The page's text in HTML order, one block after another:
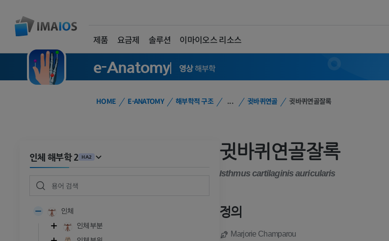
제품 요금제 솔루션 이마이오스 리소스
e-Anatomy 영상해부학
HOME E-ANATOMY 해부학적 구조 ... 귓바퀴연골 귓바퀴연골잘록
인체 해부학 2 HA2
인체
인체부분
귓바퀴연골잘록
Isthmus cartilaginis auricularis
정의
Marjorie Champarou